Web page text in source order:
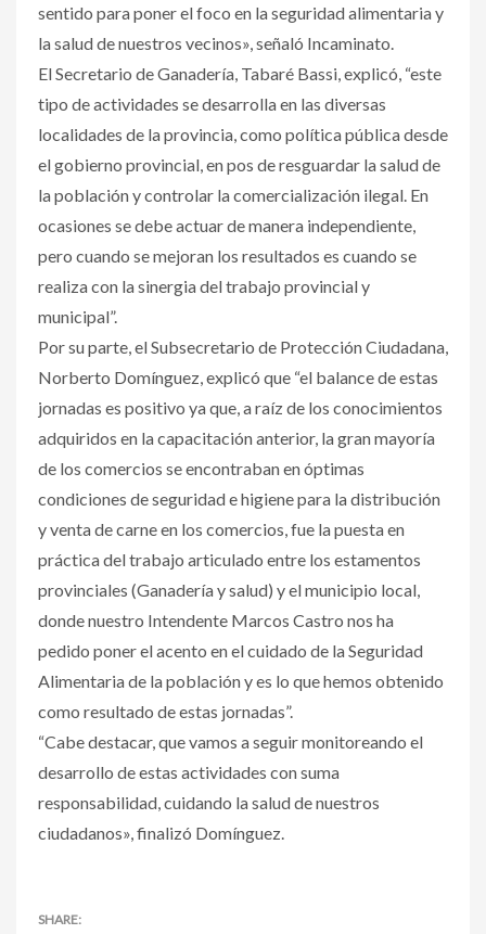
sentido para poner el foco en la seguridad alimentaria y
la salud de nuestros vecinos», señaló Incaminato.
El Secretario de Ganadería, Tabaré Bassi, explicó, “este
tipo de actividades se desarrolla en las diversas
localidades de la provincia, como política pública desde
el gobierno provincial, en pos de resguardar la salud de
la población y controlar la comercialización ilegal. En
ocasiones se debe actuar de manera independiente,
pero cuando se mejoran los resultados es cuando se
realiza con la sinergia del trabajo provincial y
municipal”.
Por su parte, el Subsecretario de Protección Ciudadana,
Norberto Domínguez, explicó que “el balance de estas
jornadas es positivo ya que, a raíz de los conocimientos
adquiridos en la capacitación anterior, la gran mayoría
de los comercios se encontraban en óptimas
condiciones de seguridad e higiene para la distribución
y venta de carne en los comercios, fue la puesta en
práctica del trabajo articulado entre los estamentos
provinciales (Ganadería y salud) y el municipio local,
donde nuestro Intendente Marcos Castro nos ha
pedido poner el acento en el cuidado de la Seguridad
Alimentaria de la población y es lo que hemos obtenido
como resultado de estas jornadas”.
“Cabe destacar, que vamos a seguir monitoreando el
desarrollo de estas actividades con suma
responsabilidad, cuidando la salud de nuestros
ciudadanos», finalizó Domínguez.